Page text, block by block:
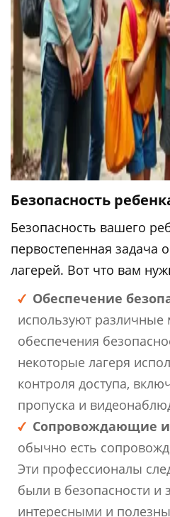
Безопасность
Безопасность вашего
первостепенная задача
лагерей. Вот что вам
Обеспечение
используют различные
обеспечения
некоторые лагеря
контроля доступа,
пропуска и
Сопровождающие и
обычно есть
Эти профессионалы
были в безопасности и
интересными и